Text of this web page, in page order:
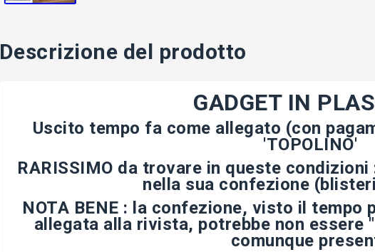
Descrizione del prodotto
GADGET IN
Uscito tempo fa come allegato (con
'TOPOLINO'
RARISSIMO da trovare in queste
nella sua confezione
NOTA BENE : la confezione, visto il tempo
allegata alla rivista, potrebbe non essere
comunque